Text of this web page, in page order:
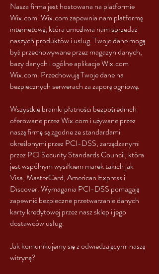
Nasza firma jest hostowana na platformie
Wix.com. Wix.com zapewnia nam platformę
internetową, która umożliwia nam sprzedaż
naszych produktów i usług. Twoje dane mogą
być przechowywane przez magazyn danych,
bazy danych i ogólne aplikacje Wix.com
Wix.com. Przechowują Twoje dane na
bezpiecznych serwerach za zaporą ogniową.
Wszystkie bramki płatności bezpośrednich
oferowane przez Wix.com i używane przez
naszą firmę są zgodne ze standardami
określonymi przez PCI-DSS, zarządzanymi
przez PCI Security Standards Council, która
jest wspólnym wysiłkiem marek takich jak
Visa, MasterCard, American Express i
Discover. Wymagania PCI-DSS pomagają
zapewnić bezpieczne przetwarzanie danych
karty kredytowej przez nasz sklep i jego
dostawców usług.
Jak komunikujemy się z odwiedzającymi naszą
witrynę?